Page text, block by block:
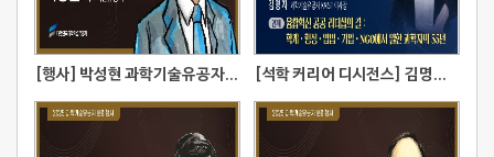
[행사] 박성현 과학기술유공자 모교강연 [석학 커리어 디시전스] 김명자 과학기술유공자